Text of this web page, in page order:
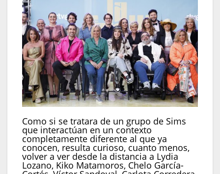
Como si se tratara de un grupo de Sims
que interactúan en un contexto
completamente diferente al que ya
conocen, resulta curioso, cuanto menos,
volver a ver desde la distancia a Lydia
Lozano, Kiko Matamoros, Chelo García-